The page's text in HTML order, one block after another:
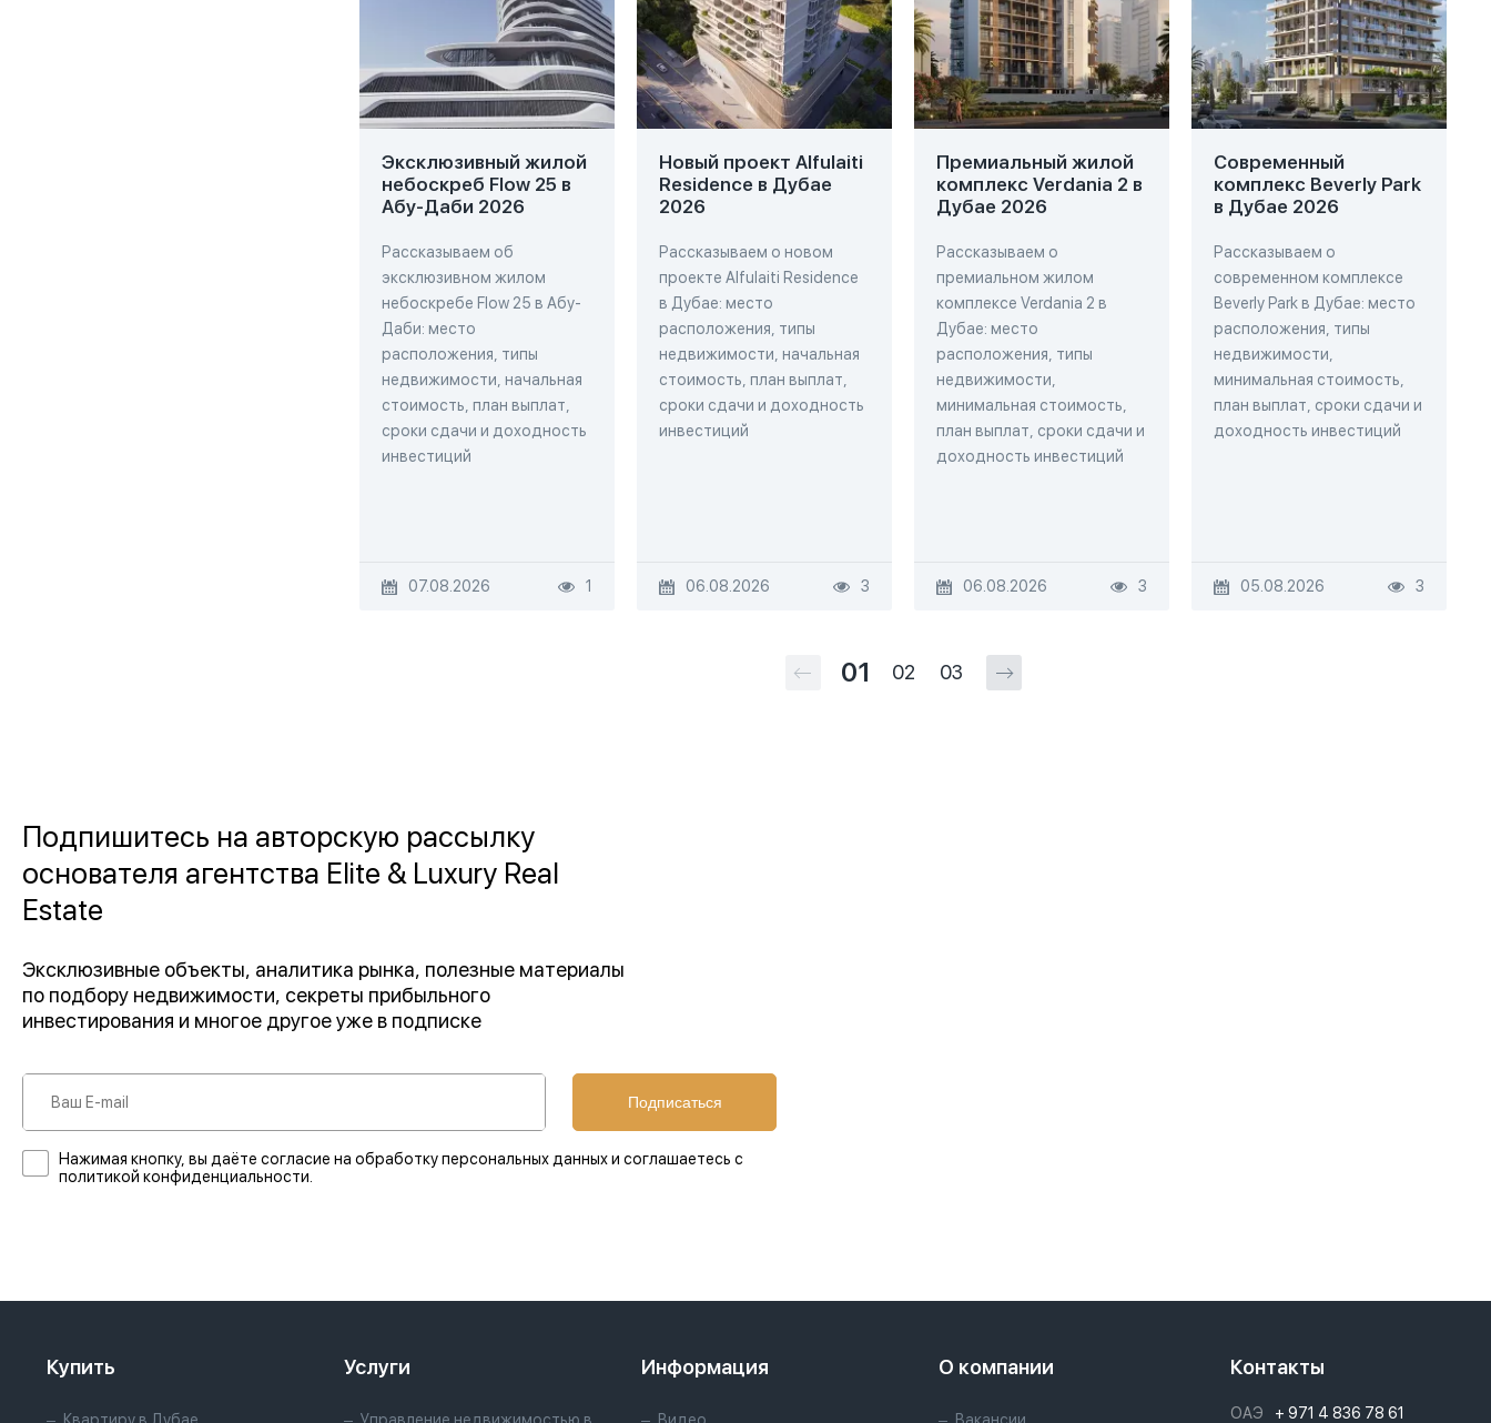
Эксклюзивный жилой
небоскреб Flow 25 в
Абу-Даби 2026
Рассказываем об
эксклюзивном жилом
небоскребе Flow 25 в Абу-
Даби: место
расположения, типы
недвижимости, начальная
стоимость, план выплат,
сроки сдачи и доходность
инвестиций
07.08.2026 1
Новый проект Alfulaiti
Residence в Дубае
2026
Рассказываем о новом
проекте Alfulaiti Residence
в Дубае: место
расположения, типы
недвижимости, начальная
стоимость, план выплат,
сроки сдачи и доходность
инвестиций
06.08.2026 3
Премиальный жилой
комплекс Verdania 2 в
Дубае 2026
Рассказываем о
премиальном жилом
комплексе Verdania 2 в
Дубае: место
расположения, типы
недвижимости,
минимальная стоимость,
план выплат, сроки сдачи и
доходность инвестиций
06.08.2026 3
Современный
комплекс Beverly Park
в Дубае 2026
Рассказываем о
современном комплексе
Beverly Park в Дубае: место
расположения, типы
недвижимости,
минимальная стоимость,
план выплат, сроки сдачи и
доходность инвестиций
05.08.2026 3
01 02 03
Подпишитесь на авторскую рассылку
основателя агентства Elite & Luxury Real
Estate
Эксклюзивные объекты, аналитика рынка, полезные материалы
по подбору недвижимости, секреты прибыльного
инвестирования и многое другое уже в подписке
Подписаться
Нажимая кнопку, вы даёте согласие на обработку персональных данных и соглашаетесь с
политикой конфиденциальности.
Купить Услуги Информация О компании Контакты
ОАЭ + 971 4 836 78 61